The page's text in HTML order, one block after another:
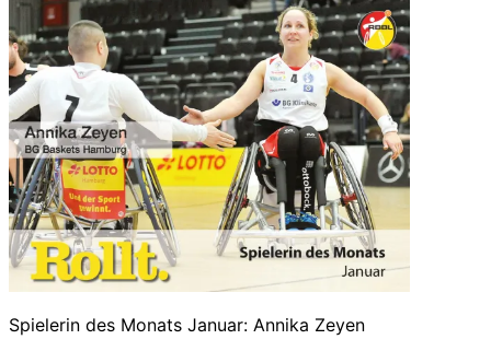
Spielerin des Monats Januar: Annika Zeyen